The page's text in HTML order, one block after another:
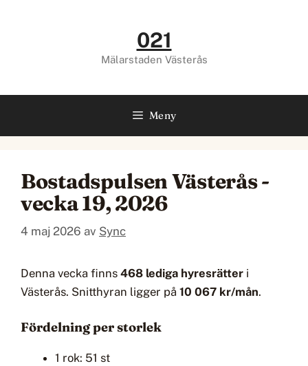
021
Mälarstaden Västerås
Meny
Bostadspulsen Västerås -
vecka 19, 2026
4 maj 2026 av Sync
Denna vecka finns 468 lediga hyresrätter i
Västerås. Snitthyran ligger på 10 067 kr/mån.
Fördelning per storlek
1 rok: 51 st